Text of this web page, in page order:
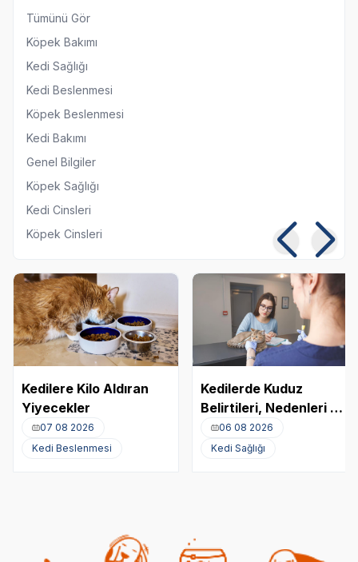
Tümünü Gör
Köpek Bakımı
Kedi Sağlığı
Kedi Beslenmesi
Köpek Beslenmesi
Kedi Bakımı
Genel Bilgiler
Köpek Sağlığı
Kedi Cinsleri
Köpek Cinsleri
Kedilere Kilo Aldıran
Yiyecekler
07 08 2026
Kedi Beslenmesi
Kedilerde Kuduz
Belirtileri, Nedenleri ve
Tedavi Yöntemleri
06 08 2026
Kedi Sağlığı